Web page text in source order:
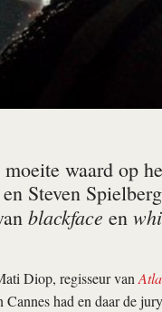
waard op
Steven
blackface en
Diop, regisseur van
had en daar de